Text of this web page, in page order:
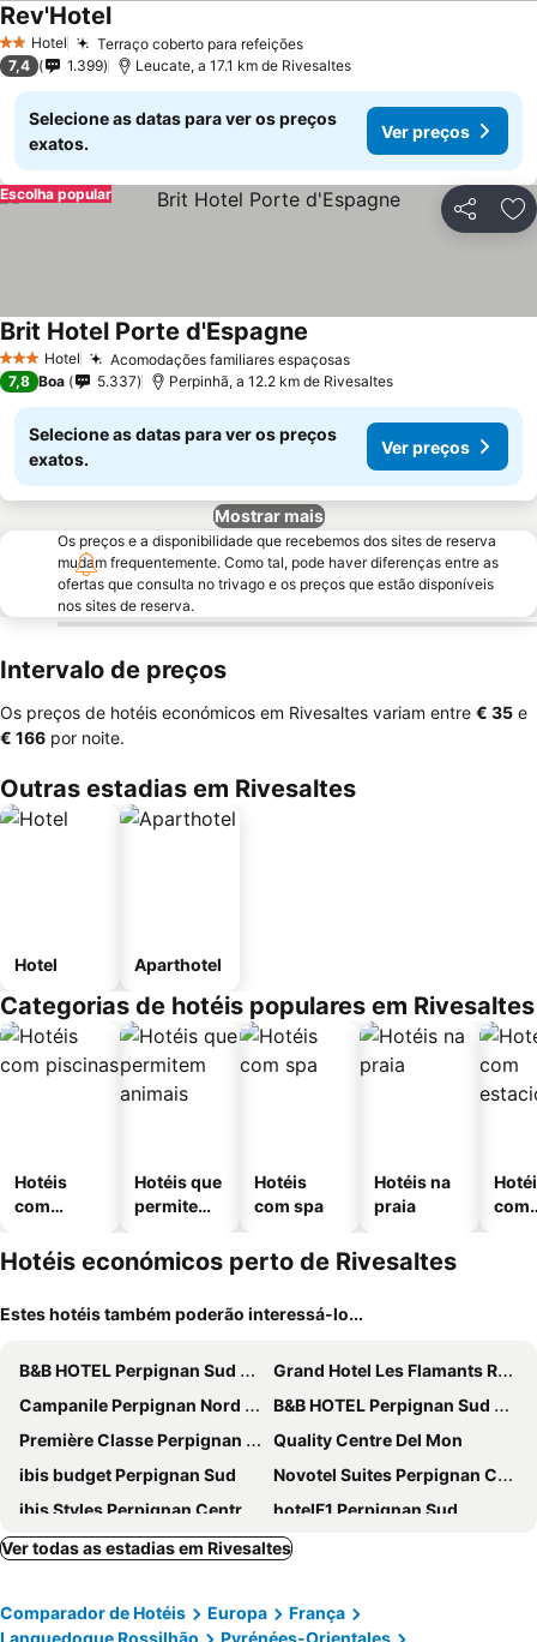
2 Estrelas
Hotel Terraço coberto para refeições
Rev'Hotel
7,4 1.399 Leucate, a 17.1 km de Rivesaltes
Selecione as datas para ver os preços
exatos.
Ver preços
Partilhar
Escolha popular
3 EstrelasHotel Acomodações familiares espaçosas
Brit Hotel Porte d'Espagne
7,8 Boa 5.337 Perpinhã, a 12.2 km de Rivesaltes
Selecione as datas para ver os preços
exatos.
Ver preços
Mostrar mais
Os preços e a disponibilidade que recebemos dos sites de reserva
mudam frequentemente. Como tal, pode haver diferenças entre as
ofertas que consulta no trivago e os preços que estão disponíveis
nos sites de reserva.
Intervalo de preços
Os preços de hotéis económicos em Rivesaltes variam entre ‎€ 35 e
‎€ 166 por noite.
Outras estadias em Rivesaltes
Hotel Aparthotel
Categorias de hotéis populares em Rivesaltes
Hotéis
com
Hotéis que
permitem
Hotéis
com spa
Hotéis na
praia
com
Hotéis económicos perto de Rivesaltes
Estes hotéis também poderão interessá-lo...
B&B HOTEL Perpignan Sud Marché International
Grand Hotel Les Flamants Roses
Campanile Perpignan Nord - Aéroport
B&B HOTEL Perpignan Sud Porte d'Espagne
Première Classe Perpignan Nord - Aéroport
Quality Centre Del Mon
ibis budget Perpignan Sud
Novotel Suites Perpignan Centre
ibis Styles Perpignan Centre Gare
hotelF1 Perpignan Sud
Kyriad Prestige Perpignan Centre Gare
Hotel Saint Georges
Kyriad Perpignan Sud
Premiere Classe Perpignan Sud
Ver todas as estadias em Rivesaltes
Comparador de Hotéis Europa
França